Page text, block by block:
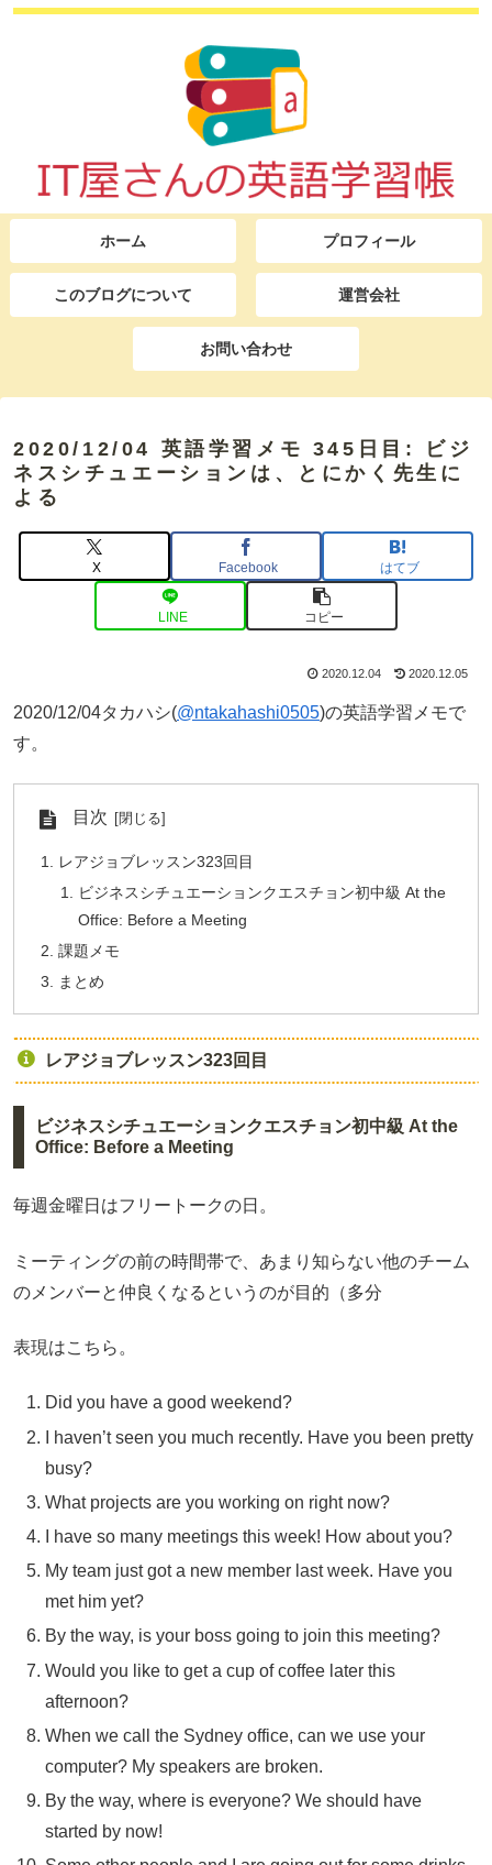
ホーム プロフィール
このブログについて 運営会社
お問い合わせ
2020/12/04 英語学習メモ 345日目: ビジ
ネスシチュエーションは、とにかく先生に
よる
X Facebook はてブ
LINE コピー
2020.12.04 2020.12.05
2020/12/04タカハシ(@ntakahashi0505)の英語学習メモで
す。
目次
レアジョブレッスン323回目
ビジネスシチュエーションクエスチョン初中級 At the
Office: Before a Meeting
課題メモ
まとめ
レアジョブレッスン323回目
ビジネスシチュエーションクエスチョン初中級 At the
Office: Before a Meeting
毎週金曜日はフリートークの日。
ミーティングの前の時間帯で、あまり知らない他のチーム
のメンバーと仲良くなるというのが目的（多分
表現はこちら。
Did you have a good weekend?
I haven’t seen you much recently. Have you been pretty
busy?
What projects are you working on right now?
I have so many meetings this week! How about you?
My team just got a new member last week. Have you
met him yet?
By the way, is your boss going to join this meeting?
Would you like to get a cup of coffee later this
afternoon?
When we call the Sydney office, can we use your
computer? My speakers are broken.
By the way, where is everyone? We should have
started by now!